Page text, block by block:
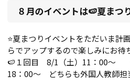
８月のイベントは🍉夏まつ
⭐夏まつりイベントをただいま計
らでアップするので楽しみにお待
🍉１回目 8/1（土）11：00～
18：00～ どちらも外国人教師担